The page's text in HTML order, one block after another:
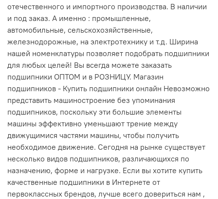
отечественного и импортного производства. В наличии
и под заказ. А именно : промышленные,
автомобильные, сельскохозяйственные,
железнодорожные, на электротехнику и т.д. Ширина
нашей номенклатуры позволяет подобрать подшипники
для любых целей! Вы всегда можете заказать
подшипники ОПТОМ и в РОЗНИЦУ. Магазин
подшипников - Купить подшипники онлайн Невозможно
представить машиностроение без упоминания
подшипников, поскольку эти большие элементы
машины эффективно уменьшают трение между
движущимися частями машины, чтобы получить
необходимое движение. Сегодня на рынке существует
несколько видов подшипников, различающихся по
назначению, форме и нагрузке. Если вы хотите купить
качественные подшипники в Интернете от
первоклассных брендов, лучше всего довериться нам ,